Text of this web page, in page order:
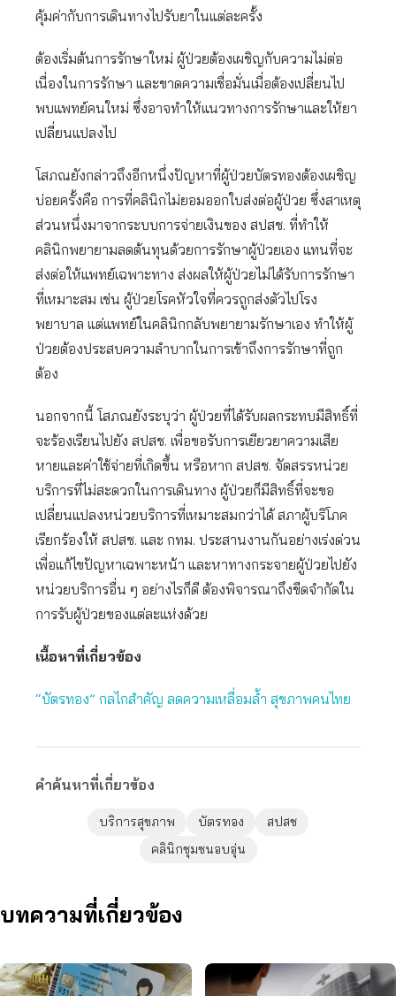
คุ้มค่ากับการเดินทางไปรับยาในแต่ละครั้ง
ต้องเริ่มต้นการรักษาใหม่ ผู้ป่วยต้องเผชิญกับความไม่ต่อ
เนื่องในการรักษา และขาดความเชื่อมั่นเมื่อต้องเปลี่ยนไป
พบแพทย์คนใหม่ ซึ่งอาจทำให้แนวทางการรักษาและให้ยา
เปลี่ยนแปลงไป
โสภณยังกล่าวถึงอีกหนึ่งปัญหาที่ผู้ป่วยบัตรทองต้องเผชิญ
บ่อยครั้งคือ การที่คลินิกไม่ยอมออกใบส่งต่อผู้ป่วย ซึ่งสาเหตุ
ส่วนหนึ่งมาจากระบบการจ่ายเงินของ สปสช. ที่ทำให้
คลินิกพยายามลดต้นทุนด้วยการรักษาผู้ป่วยเอง แทนที่จะ
ส่งต่อให้แพทย์เฉพาะทาง ส่งผลให้ผู้ป่วยไม่ได้รับการรักษา
ที่เหมาะสม เช่น ผู้ป่วยโรคหัวใจที่ควรถูกส่งตัวไปโรง
พยาบาล แต่แพทย์ในคลินิกกลับพยายามรักษาเอง ทำให้ผู้
ป่วยต้องประสบความลำบากในการเข้าถึงการรักษาที่ถูก
ต้อง
นอกจากนี้ โสภณยังระบุว่า ผู้ป่วยที่ได้รับผลกระทบมีสิทธิ์ที่
จะร้องเรียนไปยัง สปสช. เพื่อขอรับการเยียวยาความเสีย
หายและค่าใช้จ่ายที่เกิดขึ้น หรือหาก สปสช. จัดสรรหน่วย
บริการที่ไม่สะดวกในการเดินทาง ผู้ป่วยก็มีสิทธิ์ที่จะขอ
เปลี่ยนแปลงหน่วยบริการที่เหมาะสมกว่าได้ สภาผู้บริโภค
เรียกร้องให้ สปสช. และ กทม. ประสานงานกันอย่างเร่งด่วน
เพื่อแก้ไขปัญหาเฉพาะหน้า และหาทางกระจายผู้ป่วยไปยัง
หน่วยบริการอื่น ๆ อย่างไรก็ดี ต้องพิจารณาถึงขีดจำกัดใน
การรับผู้ป่วยของแต่ละแห่งด้วย
เนื้อหาที่เกี่ยวข้อง
“บัตรทอง” กลไกสำคัญ ลดความเหลื่อมล้ำ สุขภาพคนไทย
คำค้นหาที่เกี่ยวข้อง
บริการสุขภาพ บัตรทอง
สปสช
คลินิกชุมชนอบอุ่น
บทความที่เกี่ยวข้อง